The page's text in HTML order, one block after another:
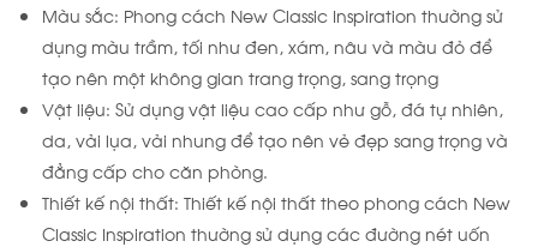
Màu sắc: Phong cách New Classic Inspiration thường sử
dụng màu trầm, tối như đen, xám, nâu và màu đỏ để
tạo nên một không gian trang trọng, sang trọng
Vật liệu: Sử dụng vật liệu cao cấp như gỗ, đá tự nhiên,
da, vải lụa, vải nhung để tạo nên vẻ đẹp sang trọng và
đẳng cấp cho căn phòng.
Thiết kế nội thất: Thiết kế nội thất theo phong cách New
Classic Inspiration thường sử dụng các đường nét uốn